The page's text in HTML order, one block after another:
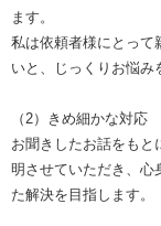
ます。
私は依頼者様にとって
いと、じっくりお悩み
（2）きめ細かな対応
お聞きしたお話をもと
明させていただき、心
た解決を目指します。